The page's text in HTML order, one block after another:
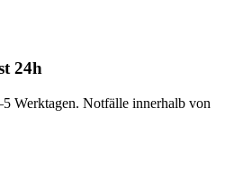
24h
Werktagen. Notfälle innerhalb von